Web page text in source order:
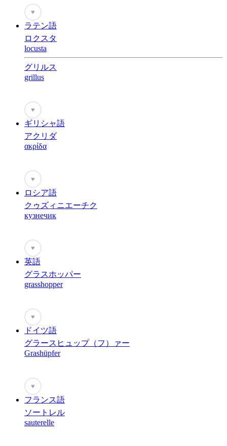
♥
ラテン語
ロクスタ
locusta
グリルス
grillus
♥
ギリシャ語
アクリダ
ακρίδα
♥
ロシア語
クゥズィニエーチク
кузнечик
♥
英語
グラスホッパー
grasshopper
♥
ドイツ語
グラースヒュップ（フ）ァー
Grashüpfer
♥
フランス語
ソートレル
sauterelle